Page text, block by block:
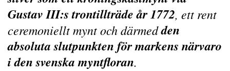
Gustav III:s trontillträde år 1772, ett rent
ceremoniellt mynt och därmedden
absoluta slutpunkten för markens närvaro
i den svenska myntfloran.